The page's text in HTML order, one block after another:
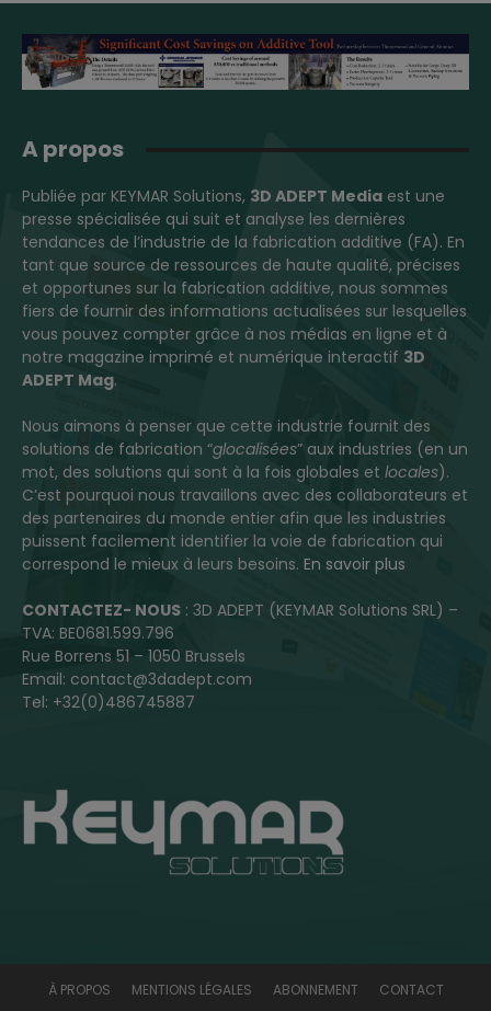
A propos
Publiée par KEYMAR Solutions, 3D ADEPT Media est une
presse spécialisée qui suit et analyse les dernières
tendances de l’industrie de la fabrication additive (FA). En
tant que source de ressources de haute qualité, précises
et opportunes sur la fabrication additive, nous sommes
fiers de fournir des informations actualisées sur lesquelles
vous pouvez compter grâce à nos médias en ligne et à
notre magazine imprimé et numérique interactif 3D
ADEPT Mag.
Nous aimons à penser que cette industrie fournit des
solutions de fabrication “glocalisées” aux industries (en un
mot, des solutions qui sont à la fois globales et locales).
C’est pourquoi nous travaillons avec des collaborateurs et
des partenaires du monde entier afin que les industries
puissent facilement identifier la voie de fabrication qui
correspond le mieux à leurs besoins. En savoir plus
CONTACTEZ- NOUS : 3D ADEPT (KEYMAR Solutions SRL) –
TVA: BE0681.599.796
Rue Borrens 51 – 1050 Brussels
Email: contact@3dadept.com
Tel: +32(0)486745887
À PROPOS MENTIONS LÉGALES ABONNEMENT CONTACT